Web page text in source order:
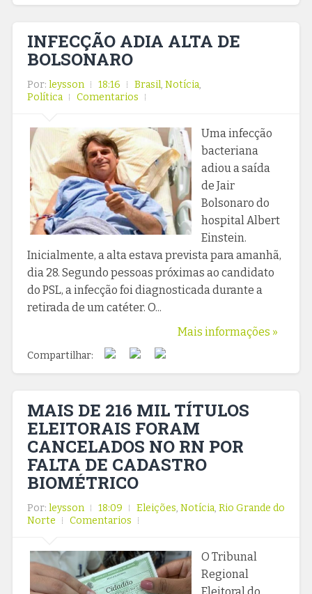
INFECÇÃO ADIA ALTA DE
BOLSONARO
Por: leysson 18:16 Brasil, Notícia,
Política
Comentarios
Uma infecção
bacteriana
adiou a saída
de Jair
Bolsonaro do
hospital Albert
Einstein.
Inicialmente, a alta estava prevista para amanhã,
dia 28. Segundo pessoas próximas ao candidato
do PSL, a infecção foi diagnosticada durante a
retirada de um catéter. O...
Mais informações »
Compartilhar:
MAIS DE 216 MIL TÍTULOS
ELEITORAIS FORAM
CANCELADOS NO RN POR
FALTA DE CADASTRO
BIOMÉTRICO
Por: leysson 18:09 Eleições, Notícia, Rio Grande do
Norte
Comentarios
O Tribunal
Regional
Eleitoral do